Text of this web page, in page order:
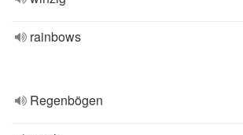
rainbows
Regenbögen